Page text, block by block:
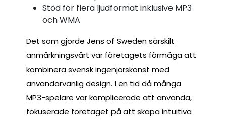
Stöd för flera ljudformat inklusive MP3
och WMA
Det som gjorde Jens of Sweden särskilt
anmärkningsvärt var företagets förmåga att
kombinera svensk ingenjörskonst med
användarvänlig design. I en tid då många
MP3-spelare var komplicerade att använda,
fokuserade företaget på att skapa intuitiva